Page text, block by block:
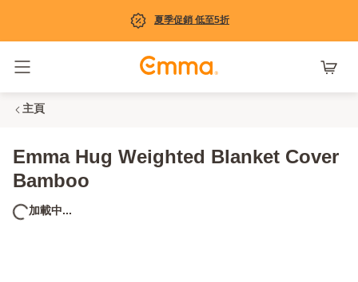
夏季促銷 低至5折
主頁
Emma Hug Weighted Blanket Cover
Bamboo
加載中...